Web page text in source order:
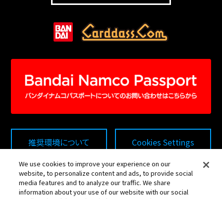
推奨環境について Cookies Settings
プライバシーポリシー
We use cookies to improve your experience on our
website, to personalize content and ads, to provide social
media features and to analyze our traffic. We share
information about your use of our website with our social